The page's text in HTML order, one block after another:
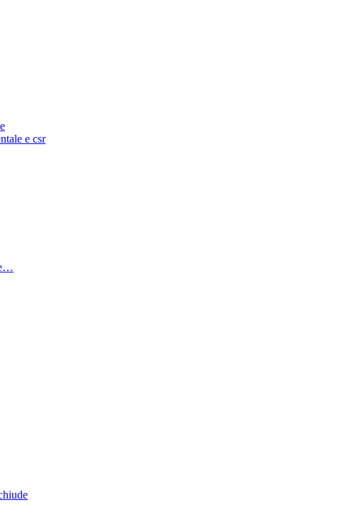
e csr